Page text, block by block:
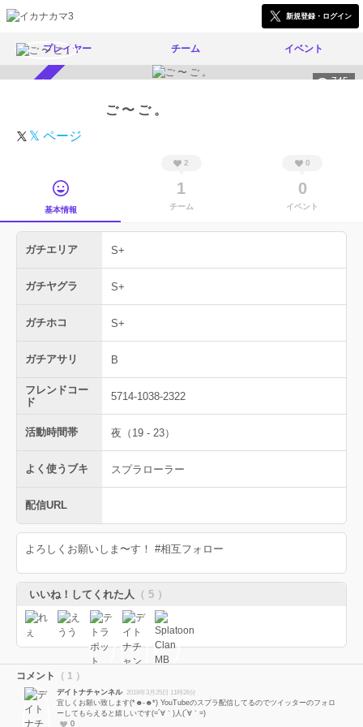
新規登録・ログイン
プレイヤー チーム イベント
745
ご 〜 ご 。
𝕏 ページ
基本情報
2
1
チーム
0
0
イベント
ガチエリア S+
ガチヤグラ S+
ガチホコ S+
ガチアサリ B
フレンドコー
ド
5714-1038-2322
活動時間帯 夜（19 - 23）
よく使うブキ スプラローラー
配信URL
よろしくお願いしま〜す！ #相互フォロー
いいね！してくれた人 （ 5 ）
コメント （ 1 ）
デイトナチャンネル 2018年3月25日 11時26分
宜しくお願い致します(*☻-☻*) YouTubeのスプラ配信してるのでツイッターのフォロ
ーしてもらえると嬉しいです(=´∀｀)人(´∀｀=)
0